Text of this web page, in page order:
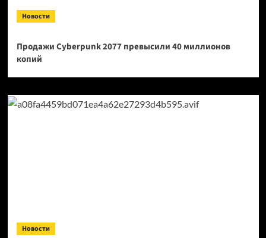
Новости
Продажи Cyberpunk 2077 превысили 40 миллионов
копий
Новости